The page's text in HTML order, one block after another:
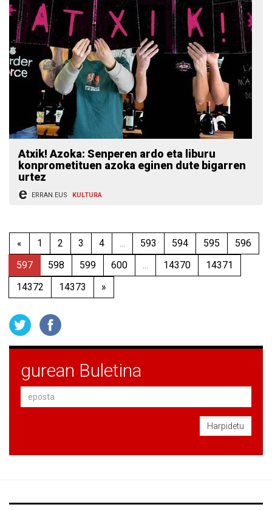
Atxik! Azoka: Senperen ardo eta liburu
konprometituen azoka eginen dute bigarren
urtez
ERRAN.EUS KULTURA
« 1 2 3 4 ... 593 594 595
596
597
598 599 600 ... 14370
14371
14372
14373 »
gurean Buletina
Harpidetu